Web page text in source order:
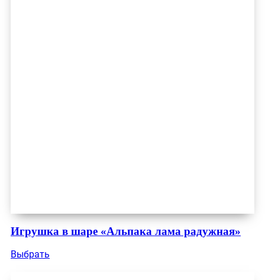
Игрушка в шаре «Альпака лама радужная»
Выбрать